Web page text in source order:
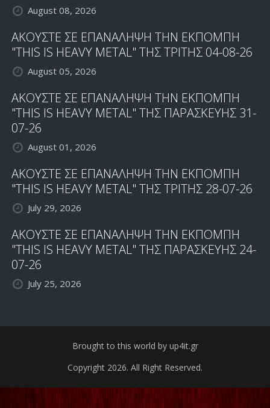
August 08, 2026
ΑΚΟΥΣΤΕ ΣΕ ΕΠΑΝΑΛΗΨΗ ΤΗΝ ΕΚΠΟΜΠΗ
"THIS IS HEAVY METAL" ΤΗΣ ΤΡΙΤΗΣ 04-08-26
August 05, 2026
ΑΚΟΥΣΤΕ ΣΕ ΕΠΑΝΑΛΗΨΗ ΤΗΝ ΕΚΠΟΜΠΗ
"THIS IS HEAVY METAL" ΤΗΣ ΠΑΡΑΣΚΕΥΗΣ 31-
07-26
August 01, 2026
ΑΚΟΥΣΤΕ ΣΕ ΕΠΑΝΑΛΗΨΗ ΤΗΝ ΕΚΠΟΜΠΗ
"THIS IS HEAVY METAL" ΤΗΣ ΤΡΙΤΗΣ 28-07-26
July 29, 2026
ΑΚΟΥΣΤΕ ΣΕ ΕΠΑΝΑΛΗΨΗ ΤΗΝ ΕΚΠΟΜΠΗ
"THIS IS HEAVY METAL" ΤΗΣ ΠΑΡΑΣΚΕΥΗΣ 24-
07-26
July 25, 2026
Brought to this world by up4it.gr
Copyright 2026. All Right Reserved.